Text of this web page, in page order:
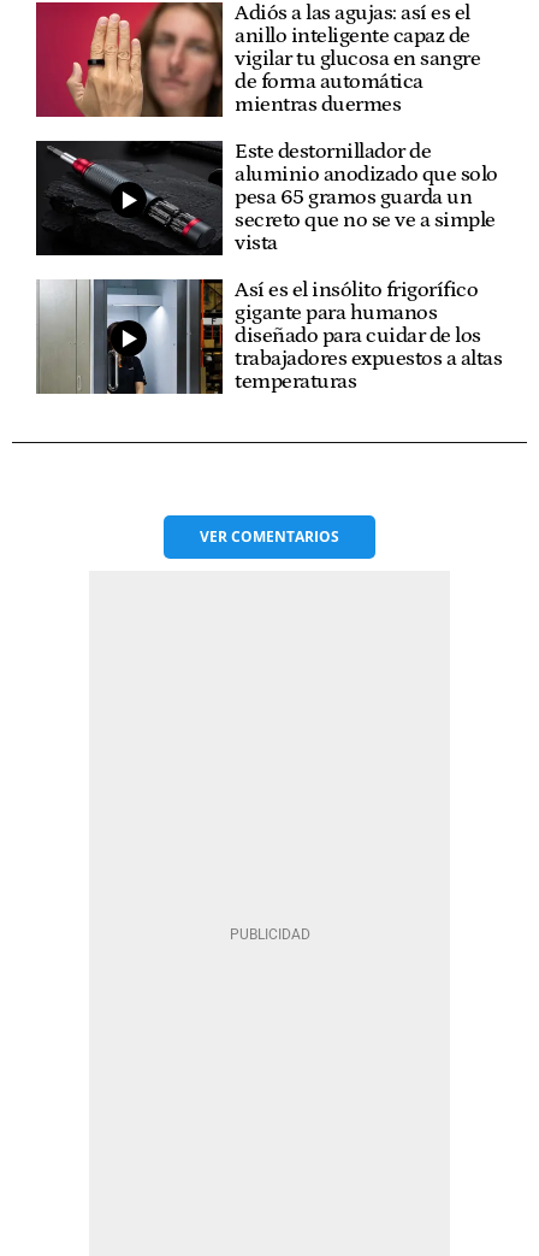
Adiós a las agujas: así es el
anillo inteligente capaz de
vigilar tu glucosa en sangre
de forma automática
mientras duermes
Este destornillador de
aluminio anodizado que solo
pesa 65 gramos guarda un
secreto que no se ve a simple
vista
Así es el insólito frigorífico
gigante para humanos
diseñado para cuidar de los
trabajadores expuestos a altas
temperaturas
VERCOMENTARIOS